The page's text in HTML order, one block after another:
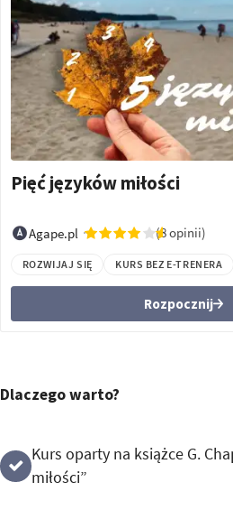
Pięć języków miłości
Agape.pl (8 opinii)
ROZWIJAJ SIĘ KURS BEZ E-TRENERA
Rozpocznij
Dlaczego warto?
Kurs oparty na książce G.
miłości”